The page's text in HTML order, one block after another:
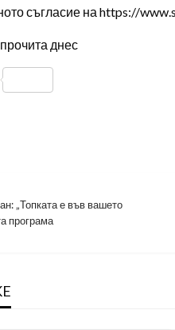
съгласие на https://
днес
Share
„Топката е във вашето
програма